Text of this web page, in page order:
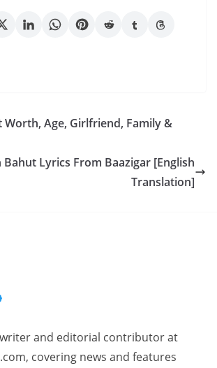
Worth, Age, Girlfriend, Family &
Bahut Lyrics From Baazigar [English
Translation]
and editorial contributor at
covering news and features